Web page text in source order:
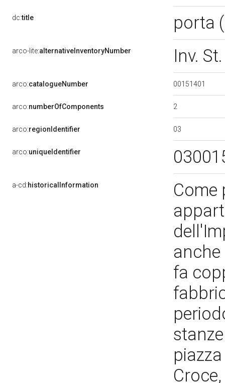
dc:title porta
arco-lite:alternativeInventoryNumber Inv.
arco:catalogueNumber 00151401
arco:numberOfComponents 2
arco:regionIdentifier 03
arco:uniqueIdentifier
a-cd:historicalInformation
Come
fa